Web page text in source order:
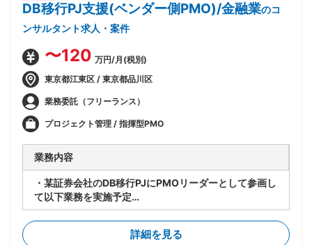
DB移行PJ支援(ベンダー側PMO)/金融業のコ
ンサルタント求人・案件
〜120 万円/月(税別)
東京都江東区 / 東京都品川区
業務委託（フリーランス）
プロジェクト管理 / 指揮型PMO
業務内容
・某証券会社のDB移行PJにPMOリーダーとして参画し
て以下業務を実施予定
-製造/単体テストにおけるBP社検証物の確認・品質担
保
-結合テスト～総合テストで発生する障害の管理・進行
詳細を見る